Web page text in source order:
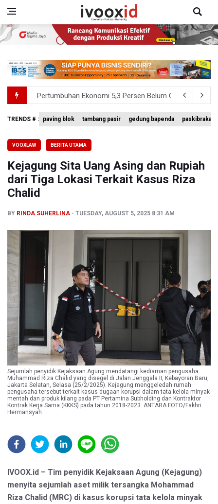
Pertumbuhan Ekonomi 5,3 Persen Belum Cukup
Anggota DPR Desak Polisi Usut Tuntas Temuan
Kemensos Targetkan 150 Ribu Siswa Masuk Program
Pemprov DKI Jakarta Pastikan Data Pajak dan Aset
TRENDS # : paving blok tambang pasir gedung bapenda paskibraka
VOOXLAW BERITA UTAMA
Kejagung Sita Uang Asing dan Rupiah
dari Tiga Lokasi Terkait Kasus Riza
Chalid
BY RINDA SUHERLINA TUESDAY, AUGUST 5, 2025 8:31 AM
Sejumlah penyidik Kejaksaan Agung mendatangi kediaman pengusaha
Muhammad Riza Chalid yang disegel di Jalan Jenggala II, Kebayoran Baru,
Jakarta Selatan, Selasa (25/2/2025). Kejagung menggeledah rumah
pengusaha tersebut terkait kasus dugaan korupsi dalam tata kelola minyak
mentah dan produk kilang pada PT Pertamina Subholding dan Kontraktor
Kontrak Kerja Sama (KKKS) pada tahun 2018-2023. ANTARA FOTO/Fakhri
Hermansyah
IVOOX.id – Tim penyidik Kejaksaan Agung (Kejagung)
menyita sejumlah aset milik tersangka Mohammad
Riza Chalid (MRC) di kasus korupsi tata kelola minyak